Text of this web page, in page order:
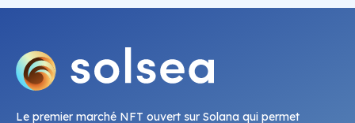
Le premier marché NFT ouvert sur Solana qui permet